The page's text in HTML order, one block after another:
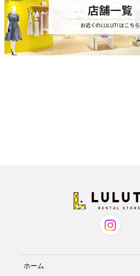
ホーム